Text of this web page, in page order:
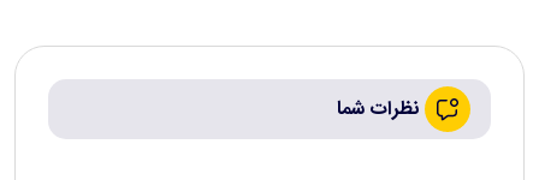
نظرات شما